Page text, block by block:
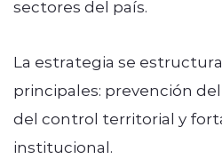
sectores del país.
La estrategia se
principales: prevención
del control territorial y
institucional.